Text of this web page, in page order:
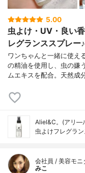
5.00
虫よけ・UV・良い
レグランススプレー♪
ワンちゃんと一緒に使え
の精油を使用し、虫の嫌
ムエキスを配合。天然成
Aliel&C。(アリ―
虫よけフレグラ
会社員 / 美容モニ
みこ